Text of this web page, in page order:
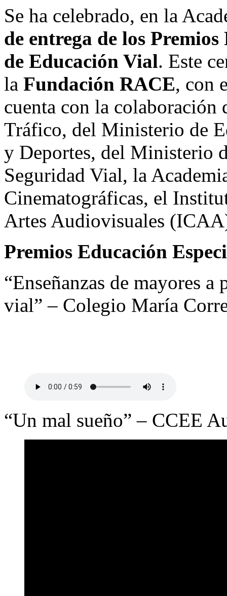
Se ha celebrado, en la
de entrega de los
de Educación Vial. Este
la Fundación RACE, con
cuenta con la colaboración
Tráfico, del Ministerio de
y Deportes, del Ministerio
Seguridad Vial, la
Cinematográficas, el
Artes Audiovisuales
Premios Educación
“Enseñanzas de mayores a
vial” – Colegio María
“Un mal sueño” – CCEE